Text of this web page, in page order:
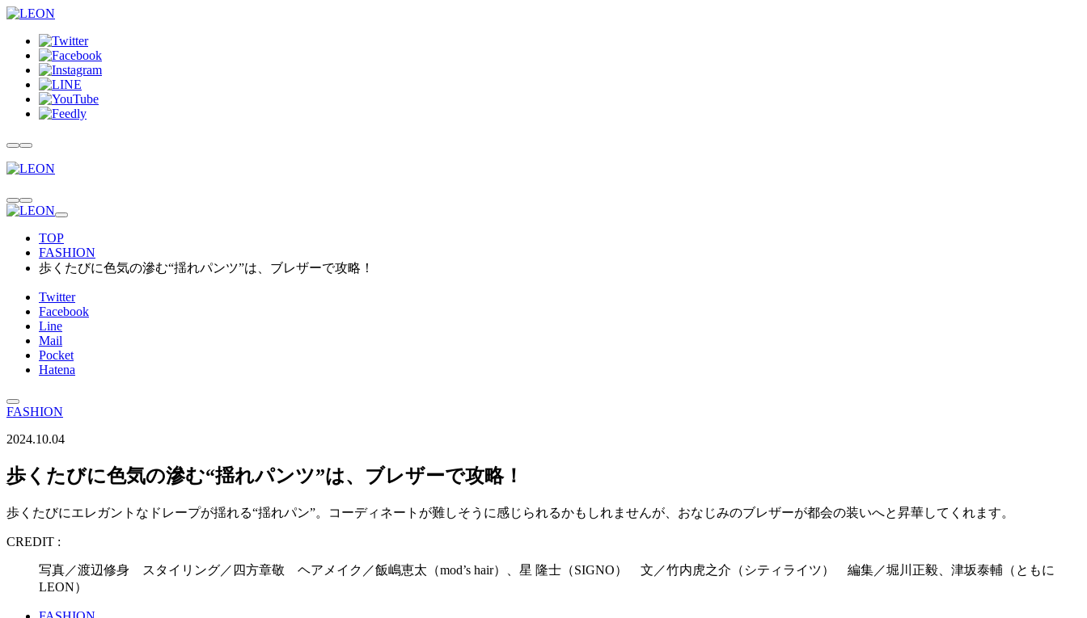
TOP
FASHION
歩くたびに色気の滲む“揺れパンツ”は、ブレザーで攻略！
Twitter
Facebook
Line
Mail
Pocket
Hatena
FASHION
2024.10.04
歩くたびに色気の滲む“揺れパンツ”は、ブレザーで攻略！
歩くたびにエレガントなドレープが揺れる“揺れパン”。コーディネートが難しそうに感じられるかもしれませんが、おなじみのブレザーが都会の装いへと昇華してくれます。
CREDIT :
写真／渡辺修身 スタイリング／四方章敬 ヘアメイク／飯嶋恵太（mod’s hair）、星 隆士（SIGNO） 文／竹内虎之介（シティライツ） 編集／堀川正毅、津坂泰輔（ともに
LEON）